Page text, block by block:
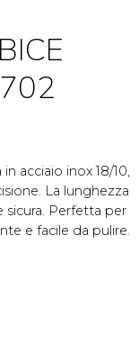
acciaio inox 18/10,
La lunghezza
sicura. Perfetta per
e facile da pulire.